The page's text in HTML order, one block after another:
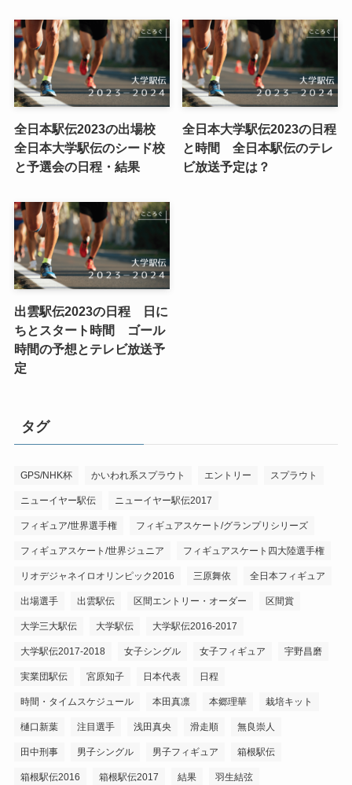
全日本駅伝2023の出場校
全日本大学駅伝のシード校
と予選会の日程・結果
全日本大学駅伝2023の日程
と時間 全日本駅伝のテレ
ビ放送予定は？
出雲駅伝2023の日程 日に
ちとスタート時間 ゴール
時間の予想とテレビ放送予
定
タグ
GPS/NHK杯 かいわれ系スプラウト エントリー スプラウト
ニューイヤー駅伝 ニューイヤー駅伝2017
フィギュア/世界選手権 フィギュアスケート/グランプリシリーズ
フィギュアスケート/世界ジュニア フィギュアスケート四大陸選手権
リオデジャネイロオリンピック2016 三原舞依 全日本フィギュア
出場選手 出雲駅伝 区間エントリー・オーダー 区間賞
大学三大駅伝 大学駅伝 大学駅伝2016-2017
大学駅伝2017-2018 女子シングル 女子フィギュア 宇野昌磨
実業団駅伝 宮原知子 日本代表 日程
時間・タイムスケジュール 本田真凛 本郷理華 栽培キット
樋口新葉 注目選手 浅田真央 滑走順 無良崇人
田中刑事 男子シングル 男子フィギュア 箱根駅伝
箱根駅伝2016 箱根駅伝2017 結果 羽生結弦